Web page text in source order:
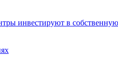
инвестируют в